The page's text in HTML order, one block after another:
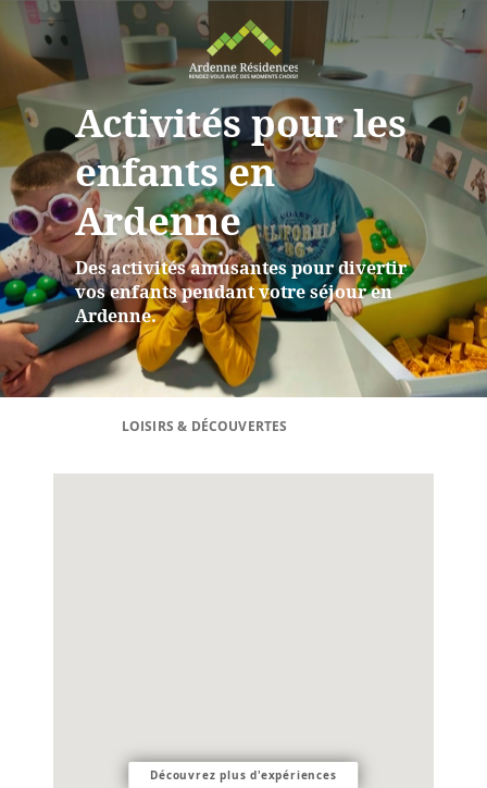
Activités pour les
enfants en
Ardenne
Des activités amusantes pour divertir
vos enfants pendant votre séjour en
Ardenne.
LOISIRS & DÉCOUVERTES
Découvrez plus d'expériences